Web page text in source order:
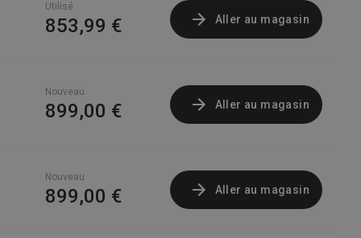
Utilisé
853,99 € Aller au magasin
Nouveau
899,00 € Aller au magasin
Nouveau
899,00 € Aller au magasin